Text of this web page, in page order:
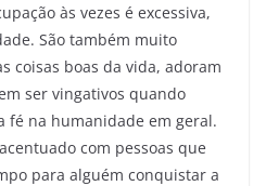
às vezes é excessiva,
São também muito
coisas boas da vida, adoram
ser vingativos quando
fé na humanidade em geral.
com pessoas que
para alguém conquistar a